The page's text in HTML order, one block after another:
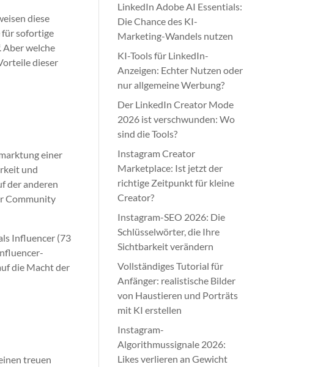
diese
für sofortige
Aber welche
dieser
einer
und
der anderen
Community
Influencer (73
die Macht der
treuen
LinkedIn Adobe AI Essentials:
Die Chance des KI-
Marketing-Wandels nutzen
KI-Tools für LinkedIn-
Anzeigen: Echter Nutzen oder
nur allgemeine Werbung?
Der LinkedIn Creator Mode
2026 ist verschwunden: Wo
sind die Tools?
Instagram Creator
Marketplace: Ist jetzt der
richtige Zeitpunkt für kleine
Creator?
Instagram-SEO 2026: Die
Schlüsselwörter, die Ihre
Sichtbarkeit verändern
Vollständiges Tutorial für
Anfänger: realistische Bilder
von Haustieren und Porträts
mit KI erstellen
Instagram-
Algorithmussignale 2026:
Likes verlieren an Gewicht